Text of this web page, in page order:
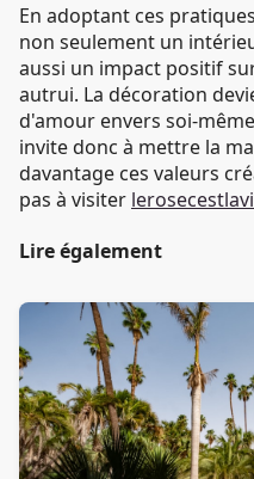
En adoptant ces
non seulement un
aussi un impact positif
autrui. La décoration
d'amour envers soi-
invite donc à mettre la
davantage ces valeurs
pas à visiter
Lire également